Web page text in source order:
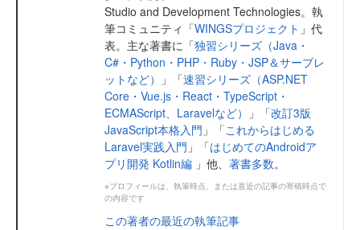
Studio and Development Technologies。執
筆コミュニティ「WINGSプロジェクト 」代
表。主な著書に「独習シリーズ（Java・
C#・Python・PHP・Ruby・JSP＆サーブレ
ットなど）
」「速習シリーズ（ASP.NET
Core・Vue.js・React・TypeScript・
ECMAScript、Laravelなど）
」「改訂3版
JavaScript本格入門 」「これからはじめる
Laravel実践入門 」「はじめてのAndroidア
プリ開発 Kotlin編 」他、 著書多数。
※プロフィールは、執筆時点、または直近の記事の寄稿時点で
の内容です
この著者の最近の執筆記事